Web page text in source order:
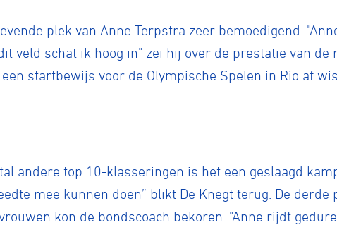
plek van Anne Terpstra zeer bemoedigend.
veld schat ik hoog in" zei hij over de prestatie van de
startbewijs voor de Olympische Spelen in Rio af
andere top 10-klasseringen is het een geslaagd
mee kunnen doen” blikt De Knegt terug. De derde
kon de bondscoach bekoren. "Anne rijdt
ID-